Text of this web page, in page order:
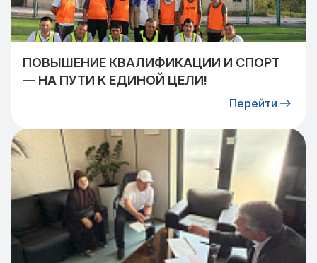
ПОВЫШЕНИЕ КВАЛИФИКАЦИИ И СПОРТ
— НА ПУТИ К ЕДИНОЙ ЦЕЛИ!
Перейти